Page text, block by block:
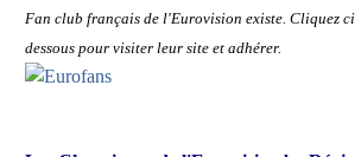
Fan club français de l'Eurovision existe. Cliquez ci
dessous pour visiter leur site et adhérer.